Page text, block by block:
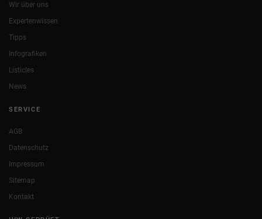
Wir über uns
Expertenwissen
Tipps
Infografiken
Listicles
News
SERVICE
AGB
Datenschutz
Impressum
Sitemap
Kontakt